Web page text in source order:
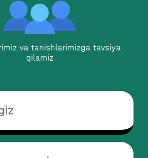
va tanishlarimizga tavsiya
qilamiz